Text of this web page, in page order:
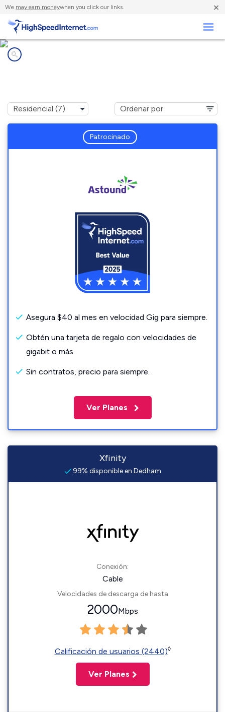
We may earn moneywhen you click our links. ×
Patrocinado
Asegura $40 al mes en velocidad Gig para siempre.
Obtén una tarjeta de regalo con velocidades de
gigabit o más.
Sin contratos, precio para siempre.
Ver Planes
Xfinity
99% disponible en Dedham
Conexión:
Cable
Velocidades de descarga de hasta
2000Mbps
Calificación de usuarios (2440)◊
Ver Planes